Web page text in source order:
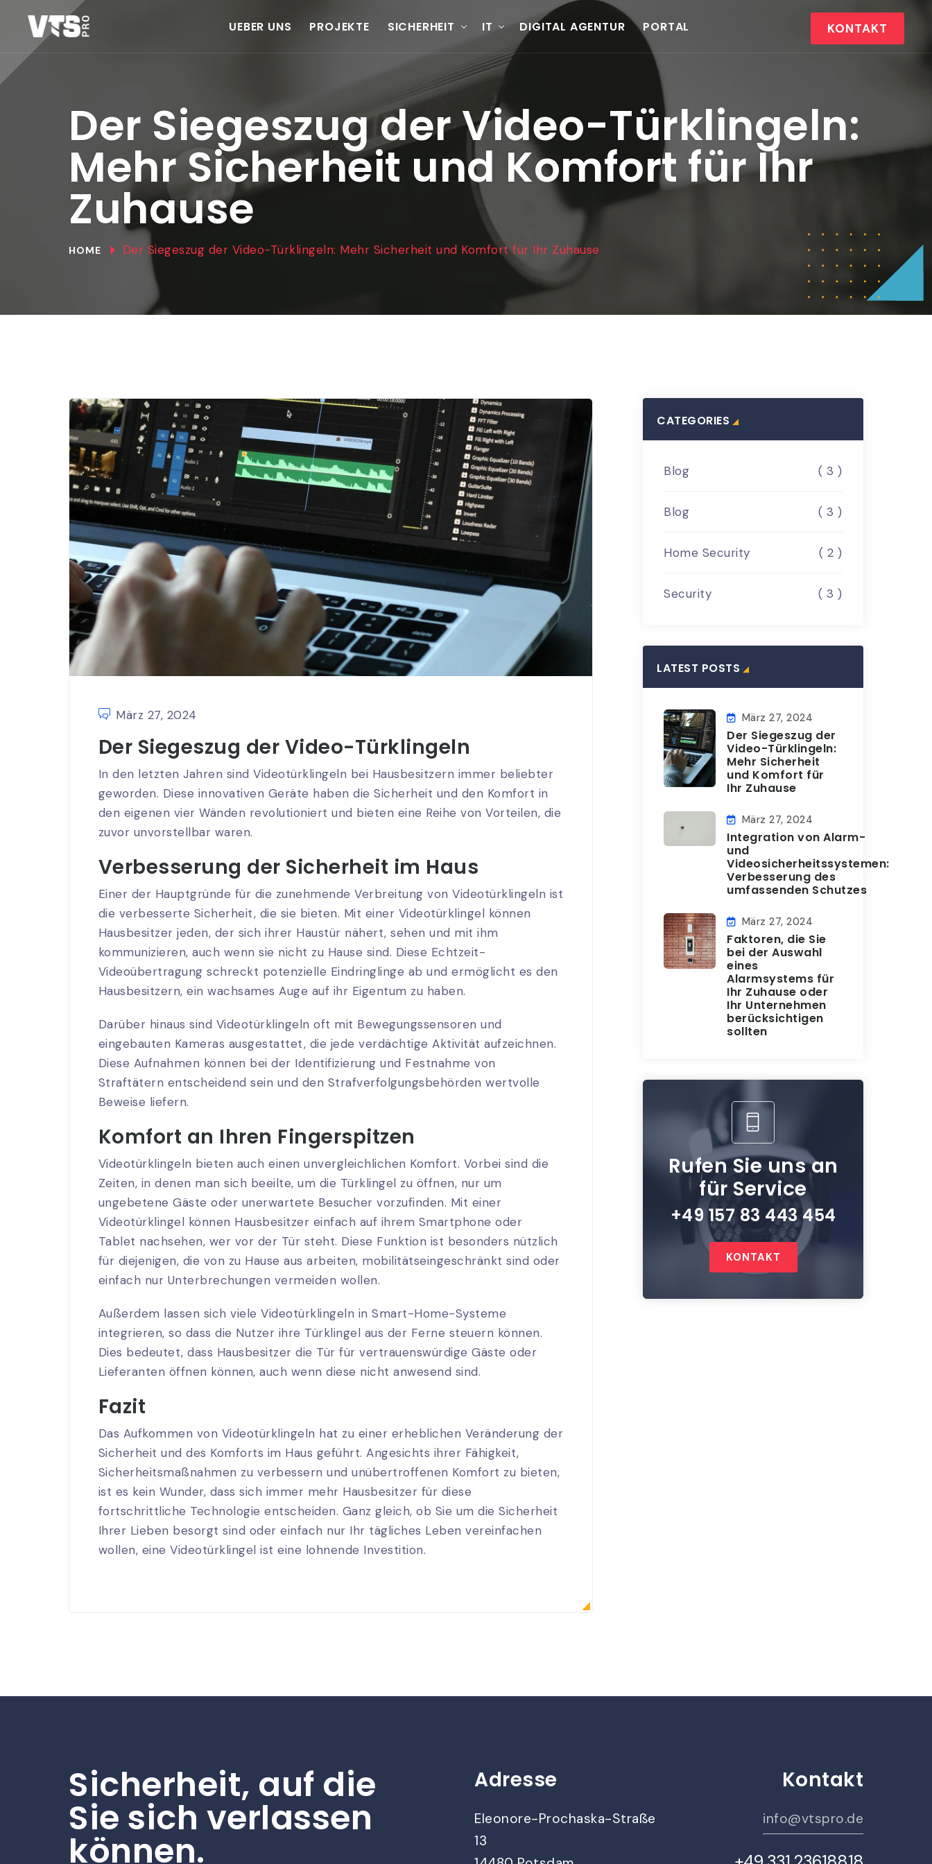
UEBER UNS PROJEKTE SICHERHEIT IT DIGITAL AGENTUR PORTAL KONTAKT
Der Siegeszug der Video-Türklingeln:
Mehr Sicherheit und Komfort für Ihr
Zuhause
HOME Der Siegeszug der Video-Türklingeln: Mehr Sicherheit und Komfort für Ihr Zuhause
März 27, 2024
Der Siegeszug der Video-Türklingeln
In den letzten Jahren sind Videotürklingeln bei Hausbesitzern immer beliebter
geworden. Diese innovativen Geräte haben die Sicherheit und den Komfort in
den eigenen vier Wänden revolutioniert und bieten eine Reihe von Vorteilen, die
zuvor unvorstellbar waren.
Verbesserung der Sicherheit im Haus
Einer der Hauptgründe für die zunehmende Verbreitung von Videotürklingeln ist
die verbesserte Sicherheit, die sie bieten. Mit einer Videotürklingel können
Hausbesitzer jeden, der sich ihrer Haustür nähert, sehen und mit ihm
kommunizieren, auch wenn sie nicht zu Hause sind. Diese Echtzeit-
Videoübertragung schreckt potenzielle Eindringlinge ab und ermöglicht es den
Hausbesitzern, ein wachsames Auge auf ihr Eigentum zu haben.
Darüber hinaus sind Videotürklingeln oft mit Bewegungssensoren und
eingebauten Kameras ausgestattet, die jede verdächtige Aktivität aufzeichnen.
Diese Aufnahmen können bei der Identifizierung und Festnahme von
Straftätern entscheidend sein und den Strafverfolgungsbehörden wertvolle
Beweise liefern.
Komfort an Ihren Fingerspitzen
Videotürklingeln bieten auch einen unvergleichlichen Komfort. Vorbei sind die
Zeiten, in denen man sich beeilte, um die Türklingel zu öffnen, nur um
ungebetene Gäste oder unerwartete Besucher vorzufinden. Mit einer
Videotürklingel können Hausbesitzer einfach auf ihrem Smartphone oder
Tablet nachsehen, wer vor der Tür steht. Diese Funktion ist besonders nützlich
für diejenigen, die von zu Hause aus arbeiten, mobilitätseingeschränkt sind oder
einfach nur Unterbrechungen vermeiden wollen.
Außerdem lassen sich viele Videotürklingeln in Smart-Home-Systeme
integrieren, so dass die Nutzer ihre Türklingel aus der Ferne steuern können.
Dies bedeutet, dass Hausbesitzer die Tür für vertrauenswürdige Gäste oder
Lieferanten öffnen können, auch wenn diese nicht anwesend sind.
Fazit
Das Aufkommen von Videotürklingeln hat zu einer erheblichen Veränderung der
Sicherheit und des Komforts im Haus geführt. Angesichts ihrer Fähigkeit,
Sicherheitsmaßnahmen zu verbessern und unübertroffenen Komfort zu bieten,
ist es kein Wunder, dass sich immer mehr Hausbesitzer für diese
fortschrittliche Technologie entscheiden. Ganz gleich, ob Sie um die Sicherheit
Ihrer Lieben besorgt sind oder einfach nur Ihr tägliches Leben vereinfachen
wollen, eine Videotürklingel ist eine lohnende Investition.
CATEGORIES
Blog ( 3 )
Blog ( 3 )
Home Security ( 2 )
Security ( 3 )
LATEST POSTS
März 27, 2024
Der Siegeszug der
Video-Türklingeln:
Mehr Sicherheit
und Komfort für
Ihr Zuhause
März 27, 2024
Integration von Alarm-
und
Videosicherheitssystemen:
Verbesserung des
umfassenden Schutzes
März 27, 2024
Faktoren, die Sie
bei der Auswahl
eines
Alarmsystems für
Ihr Zuhause oder
Ihr Unternehmen
berücksichtigen
sollten
Rufen Sie uns an
für Service
+49 157 83 443 454
KONTAKT
Sicherheit, auf die
Sie sich verlassen
können.
Adresse
Eleonore-Prochaska-Straße
13
Kontakt
info@vtspro.de